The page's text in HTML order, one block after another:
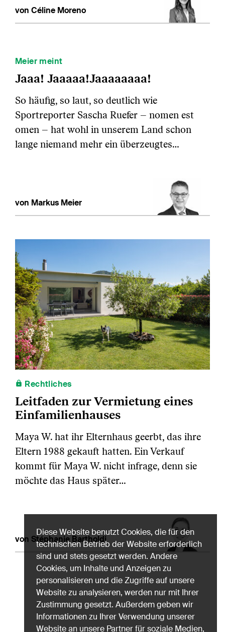
von Céline Moreno
Meier meint
Jaaa! Jaaaaa!Jaaaaaaaa!
So häufig, so laut, so deutlich wie
Sportreporter Sascha Ruefer – nomen est
omen – hat wohl in unserem Land schon
lange niemand mehr ein überzeugtes…
von Markus Meier
Rechtliches
Leitfaden zur Vermietung eines
Einfamilienhauses
Maya W. hat ihr Elternhaus geerbt, das ihre
Eltern 1988 gekauft hatten. Ein Verkauf
kommt für Maya W. nicht infrage, denn sie
möchte das Haus später…
von Stéphanie Bartholdi
Diese Website benutzt Cookies, die für den
technischen Betrieb der Website erforderlich
sind und stets gesetzt werden. Andere
Cookies, um Inhalte und Anzeigen zu
personalisieren und die Zugriffe auf unsere
Website zu analysieren, werden nur mit Ihrer
Zustimmung gesetzt. Außerdem geben wir
Informationen zu Ihrer Verwendung unserer
Website an unsere Partner für soziale Medien,